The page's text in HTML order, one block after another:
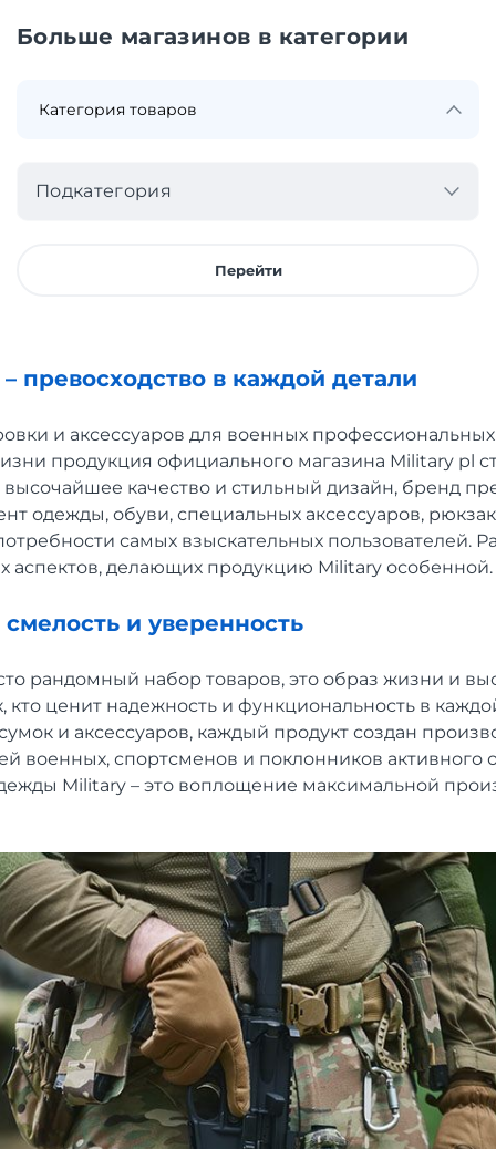
Больше магазинов в категории
Подкатегория
Перейти
превосходство в каждой детали
и аксессуаров для военных
продукция официального магазина Military pl
качество и стильный дизайн, бренд
одежды, обуви, специальных аксессуаров,
самых взыскательных пользователей.
аспектов, делающих продукцию Military особенной.
и уверенность
рандомный набор товаров, это образ жизни и
кто ценит надежность и функциональность в
и аксессуаров, каждый продукт создан
военных, спортсменов и поклонников активного
Military – это воплощение максимальной